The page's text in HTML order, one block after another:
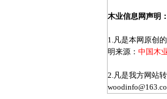
木业信息网声明：
1.凡是本网原创
明来源： 中国木
2.凡是我方网站